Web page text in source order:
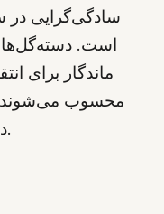
سادگی‌گرایی در
است.
ماندگار برای
محسوب می‌شوند
در بازار گل‌آرایی تبدیل گشته‌اند.